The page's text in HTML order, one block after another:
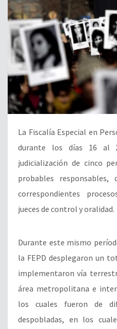
La Fiscalía Especial en
durante los días 16
judicialización de cinco
probables
correspondientes
jueces de control y oralidad.
Durante este mismo
la FEPD desplegaron un
implementaron vía
área metropolitana e
los cuales fueron de
despobladas, en los